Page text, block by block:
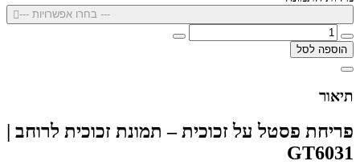
--- בחרו אפשרויות ---
הוספה לסל
תיאור
פריחת פסטל על זכוכית – תמונת זכוכית לרוחב |
GT6031